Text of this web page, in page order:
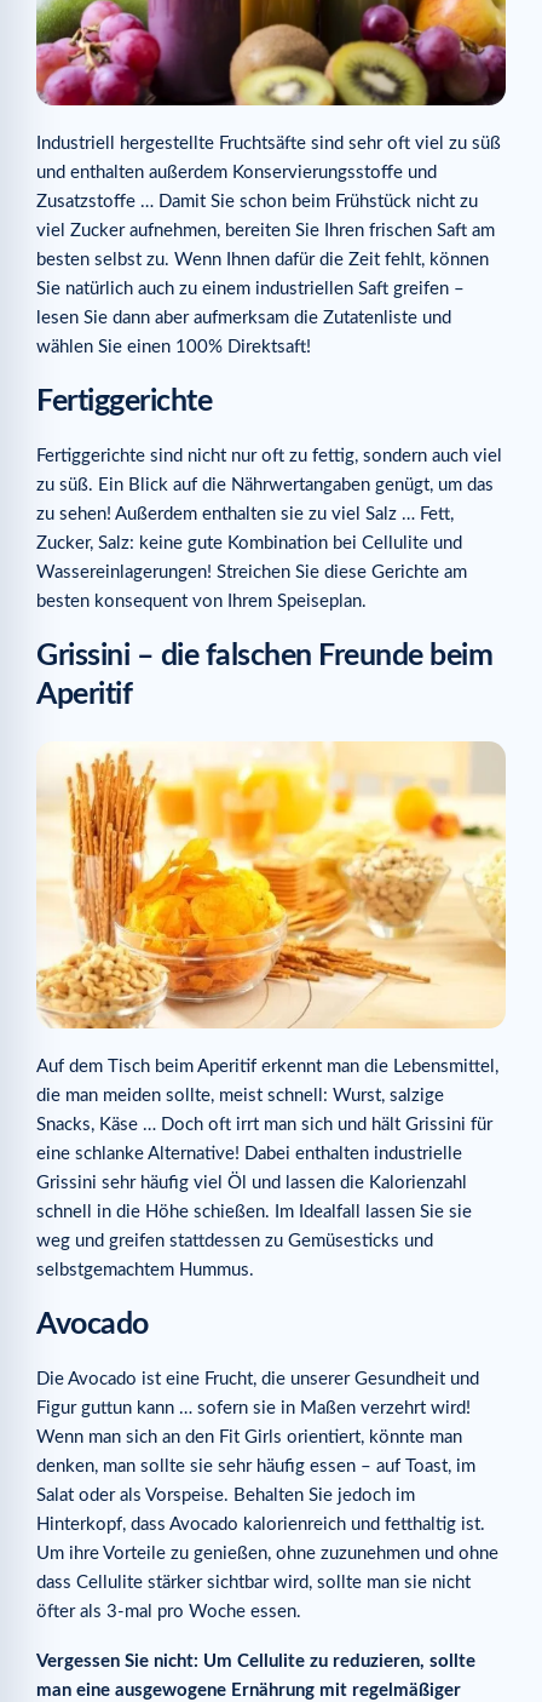
Industriell hergestellte Fruchtsäfte sind sehr oft viel zu süß
und enthalten außerdem Konservierungsstoffe und
Zusatzstoffe … Damit Sie schon beim Frühstück nicht zu
viel Zucker aufnehmen, bereiten Sie Ihren frischen Saft am
besten selbst zu. Wenn Ihnen dafür die Zeit fehlt, können
Sie natürlich auch zu einem industriellen Saft greifen –
lesen Sie dann aber aufmerksam die Zutatenliste und
wählen Sie einen 100% Direktsaft!
Fertiggerichte
Fertiggerichte sind nicht nur oft zu fettig, sondern auch viel
zu süß. Ein Blick auf die Nährwertangaben genügt, um das
zu sehen! Außerdem enthalten sie zu viel Salz … Fett,
Zucker, Salz: keine gute Kombination bei Cellulite und
Wassereinlagerungen! Streichen Sie diese Gerichte am
besten konsequent von Ihrem Speiseplan.
Grissini – die falschen Freunde beim
Aperitif
Auf dem Tisch beim Aperitif erkennt man die Lebensmittel,
die man meiden sollte, meist schnell: Wurst, salzige
Snacks, Käse … Doch oft irrt man sich und hält Grissini für
eine schlanke Alternative! Dabei enthalten industrielle
Grissini sehr häufig viel Öl und lassen die Kalorienzahl
schnell in die Höhe schießen. Im Idealfall lassen Sie sie
weg und greifen stattdessen zu Gemüsesticks und
selbstgemachtem Hummus.
Avocado
Die Avocado ist eine Frucht, die unserer Gesundheit und
Figur guttun kann … sofern sie in Maßen verzehrt wird!
Wenn man sich an den Fit Girls orientiert, könnte man
denken, man sollte sie sehr häufig essen – auf Toast, im
Salat oder als Vorspeise. Behalten Sie jedoch im
Hinterkopf, dass Avocado kalorienreich und fetthaltig ist.
Um ihre Vorteile zu genießen, ohne zuzunehmen und ohne
dass Cellulite stärker sichtbar wird, sollte man sie nicht
öfter als 3-mal pro Woche essen.
Vergessen Sie nicht: Um Cellulite zu reduzieren, sollte
man eine ausgewogene Ernährung mit regelmäßiger